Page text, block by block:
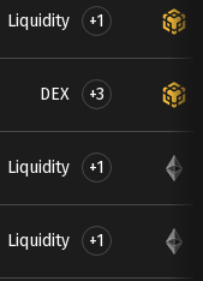
Liquidity +1
DEX +3
Liquidity +1
Liquidity +1